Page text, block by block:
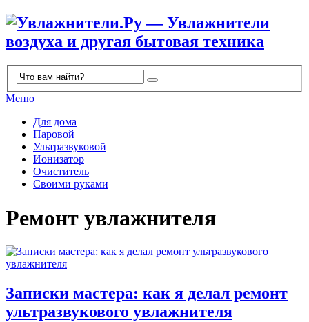
Меню
Для дома
Паровой
Ультразвуковой
Ионизатор
Очиститель
Своими руками
Ремонт увлажнителя
Записки мастера: как я делал ремонт
ультразвукового увлажнителя